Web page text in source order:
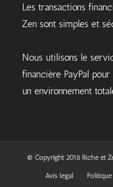
Les transactions
Zen sont simples et
Nous utilisons le
financière PayPal
un environnement
© Copyright 2018 Riche et
Avis légal